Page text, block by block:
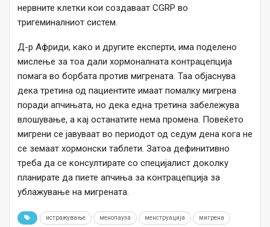
нервните клетки кои создаваат CGRP во
тригеминалниот систем.
Д-р Африди, како и другите експерти, има поделено
мислење за тоа дали хормоналната контрацепција
помага во борбата против мигрената. Таа објаснува
дека третина од пациентите имаат помалку мигрена
поради апчињата, но дека една третина забележува
влошување, а кај останатите нема промена. Повеќето
мигрени се јавуваат во периодот од седум дена кога не
се земаат хормонски таблети. Затоа дефинитивно
треба да се консултирате со специјалист доколку
планирате да пиете апчиња за контрацепција за
ублажување на мигрената.
истражување менопауза менструација мигрена